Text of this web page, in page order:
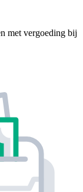
met vergoeding bij